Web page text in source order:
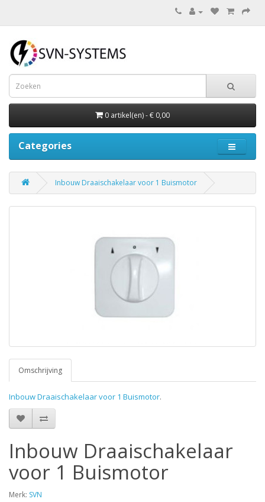
0 artikel(en) - € 0,00
Categories
Inbouw Draaischakelaar voor 1 Buismotor
Omschrijving
Inbouw Draaischakelaar voor 1 Buismotor.
Inbouw Draaischakelaar
voor 1 Buismotor
Merk: SVN